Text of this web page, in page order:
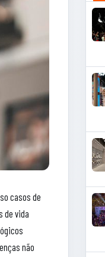
casos de
de vida
não